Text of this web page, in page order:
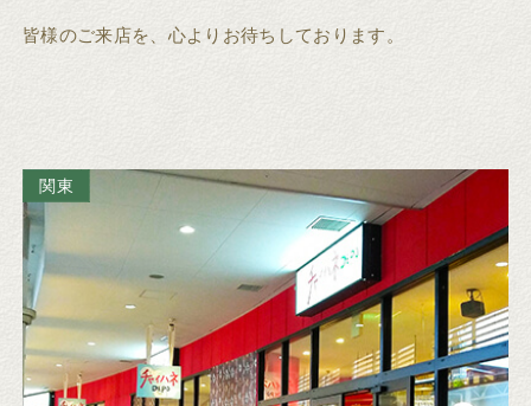
皆様のご来店を、心よりお待ちしております。
関東